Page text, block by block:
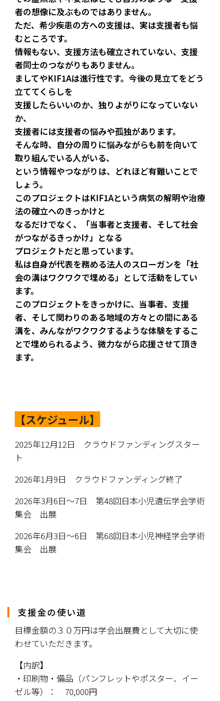
者の想像に及ぶものではありません。
ただ、希少疾患の方への支援は、実は支援者も悩
むところです。
情報もない、支援方法も確立されていない、支援
者同士のつながりもありません。
ましてやKIF1Aは進行性です。今後の見立てをどう
立ててくらしを
支援したらいいのか、独りよがりになっていない
か、
支援者には支援者の悩みや孤独があります。
そんな時、自分の周りに悩みながらも前を向いて
取り組んでいる人がいる、
という情報やつながりは、どれほど有難いことで
しょう。
このプロジェクトはKIF1Aという病気の解明や治療
法の確立へのきっかけと
なるだけでなく、「当事者と支援者、そして社会
がつながるきっかけ」となる
プロジェクトだと思っています。
私は自身が代表を務める法人のスローガンを「社
会の溝はワクワクで埋める」として活動をしてい
ます。
このプロジェクトをきっかけに、当事者、支援
者、そして関わりのある地域の方々との間にある
溝を、みんながワクワクするような体験をするこ
とで埋められるよう、微力ながら応援させて頂き
ます。
【スケジュール】
2025年12月12日　クラウドファンディングスター
ト
2026年1月9日　クラウドファンディング終了
2026年3月6日〜7日　第48回日本小児遺伝学会学術
集会　出展
2026年6月3日〜6日　第68回日本小児神経学会学術
集会　出展
支援金の使い道
目標金額の３０万円は学会出展費として大切に使
わせていただきます。
【内訳】
・印刷物・備品（パンフレットやポスター、イー
ゼル等）：　70,000円